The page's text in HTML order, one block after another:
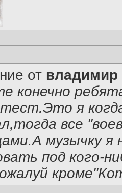
от владимир
конечно
я
все
музычку я
под кого-